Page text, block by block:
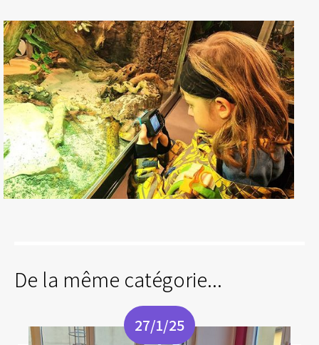
De la même catégorie...
27/1/25